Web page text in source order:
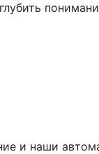
и наши